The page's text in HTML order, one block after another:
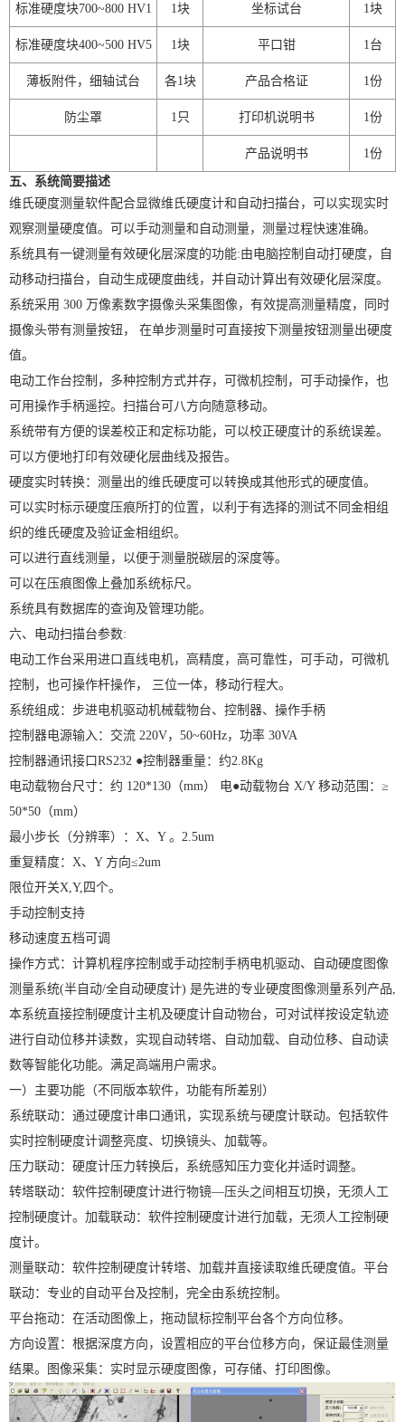
标准硬度块700~800 HV1 1 块 坐标试台 1 块
标准硬度块400~500 HV5 1 块 平口钳 1 台
薄板附件，细轴试台 各1 块 产品合格证 1 份
防尘罩 1 只 打印机说明书 1 份
产品说明书 1 份
五、系统简要描述
维氏硬度测量软件配合显微维氏硬度计和自动扫描台，可以实现实时
观察测量硬度值。可以手动测量和自动测量，测量过程快速准确。
系统具有一键测量有效硬化层深度的功能:由电脑控制自动打硬度，自
动移动扫描台，自动生成硬度曲线，并自动计算出有效硬化层深度。
系统采用 300 万像素数字摄像头采集图像，有效提高测量精度，同时
摄像头带有测量按钮， 在单步测量时可直接按下测量按钮测量出硬度
值。
电动工作台控制，多种控制方式并存，可微机控制，可手动操作，也
可用操作手柄遥控。扫描台可八方向随意移动。
系统带有方便的误差校正和定标功能，可以校正硬度计的系统误差。
可以方便地打印有效硬化层曲线及报告。
硬度实时转换：测量出的维氏硬度可以转换成其他形式的硬度值。
可以实时标示硬度压痕所打的位置，以利于有选择的测试不同金相组
织的维氏硬度及验证金相组织。
可以进行直线测量，以便于测量脱碳层的深度等。
可以在压痕图像上叠加系统标尺。
系统具有数据库的查询及管理功能。
六、电动扫描台参数:
电动工作台采用进口直线电机，高精度，高可靠性，可手动，可微机
控制，也可操作杆操作， 三位一体，移动行程大。
系统组成：步进电机驱动机械载物台、控制器、操作手柄
控制器电源输入：交流 220V，50~60Hz，功率 30VA
控制器通讯接口RS232 ●控制器重量：约2.8Kg
电动载物台尺寸：约 120*130（mm） 电●动载物台 X/Y 移动范围：≥
50*50（mm）
最小步长（分辨率）：X、Y 。2.5um
重复精度：X、Y 方向≤2um
限位开关X,Y,四个。
手动控制支持
移动速度五档可调
操作方式：计算机程序控制或手动控制手柄电机驱动、自动硬度图像
测量系统(半自动/全自动硬度计) 是先进的专业硬度图像测量系列产品,
本系统直接控制硬度计主机及硬度计自动物台，可对试样按设定轨迹
进行自动位移并读数，实现自动转塔、自动加载、自动位移、自动读
数等智能化功能。满足高端用户需求。
一）主要功能（不同版本软件，功能有所差别）
系统联动：通过硬度计串口通讯，实现系统与硬度计联动。包括软件
实时控制硬度计调整亮度、切换镜头、加载等。
压力联动：硬度计压力转换后，系统感知压力变化并适时调整。
转塔联动：软件控制硬度计进行物镜—压头之间相互切换，无须人工
控制硬度计。加载联动：软件控制硬度计进行加载，无须人工控制硬
度计。
测量联动：软件控制硬度计转塔、加载并直接读取维氏硬度值。平台
联动：专业的自动平台及控制，完全由系统控制。
平台拖动：在活动图像上，拖动鼠标控制平台各个方向位移。
方向设置：根据深度方向，设置相应的平台位移方向，保证最佳测量
结果。图像采集：实时显示硬度图像，可存储、打印图像。
X